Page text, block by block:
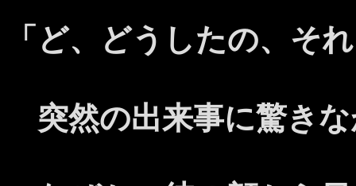
「ど、どうしたの、そ
突然の出来事に驚き